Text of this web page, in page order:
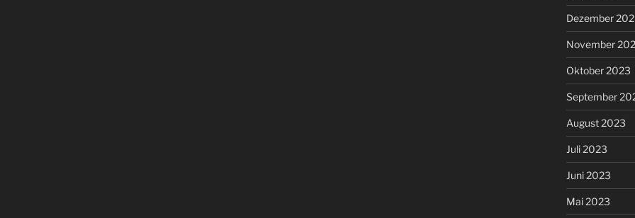
Dezember
November
Oktober 2023
September
August 2023
Juli 2023
Juni 2023
Mai 2023